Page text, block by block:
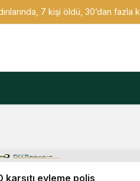
7 kişi öldü, 30’dan fazla
karşıtı eyleme polis